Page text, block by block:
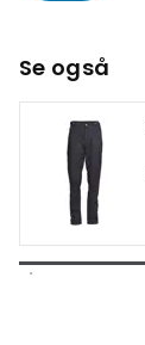
Se også